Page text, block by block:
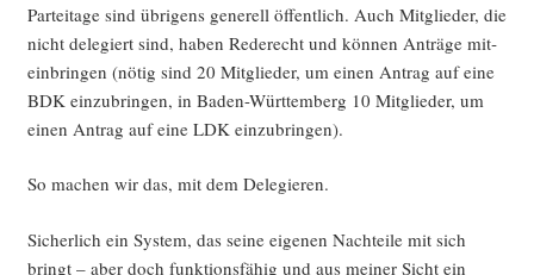
Par­tei­ta­ge sind übri­gens gene­rell öffent­lich. Auch Mit­glie­der, die
nicht dele­giert sind, haben Rede­recht und kön­nen Anträ­ge mit­
ein­brin­gen (nötig sind 20 Mit­glie­der, um einen Antrag auf eine
BDK ein­zu­brin­gen, in Baden-Würt­tem­berg 10 Mit­glie­der, um
einen Antrag auf eine LDK einzubringen).
So machen wir das, mit dem Delegieren.
Sicher­lich ein Sys­tem, das sei­ne eige­nen Nach­tei­le mit sich
bringt – aber doch funk­ti­ons­fä­hig und aus mei­ner Sicht ein